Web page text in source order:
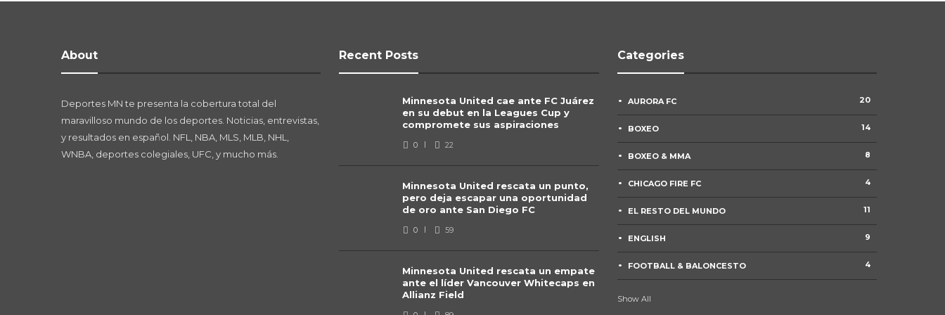
About
Deportes MN te presenta la cobertura total del
maravilloso mundo de los deportes. Noticias, entrevistas,
y resultados en español. NFL, NBA, MLS, MLB, NHL,
WNBA, deportes colegiales, UFC, y mucho más.
Recent Posts
Minnesota United cae ante FC Juárez
en su debut en la Leagues Cup y
compromete sus aspiraciones
0 22
Minnesota United rescata un punto,
pero deja escapar una oportunidad
de oro ante San Diego FC
0 59
Minnesota United rescata un empate
ante el líder Vancouver Whitecaps en
Allianz Field
Minnesota Lynx derrota a New York
Liberty en un emocionante duelo en
0 95
Argentina derrota a Suiza en tiempo
extra y avanza a las semifinales del
Mundial 2026
Inglaterra elimina a Noruega en
tiempo extra y avanza a las
Categories
AURORA FC 20
BOXEO 14
BOXEO & MMA 8
CHICAGO FIRE FC 4
EL RESTO DEL MUNDO 11
ENGLISH 9
FOOTBALL & BALONCESTO 4
Show All